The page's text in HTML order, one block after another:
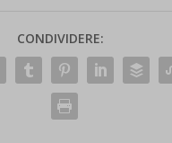
CONDIVIDERE: